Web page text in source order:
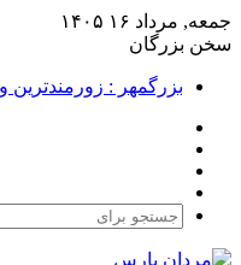
جمعه, مرداد ۱۶ ۱۴۰۵
سخن بزرگان
بزرگمهر :